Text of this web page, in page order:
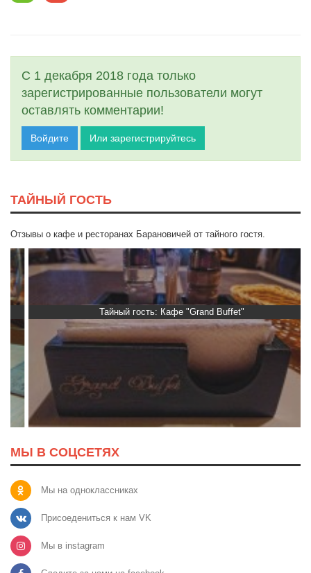
С 1 декабря 2018 года только
зарегистрированные пользователи могут
оставлять комментарии!
Войдите Или зарегистрируйтесь
ТАЙНЫЙ ГОСТЬ
Отзывы о кафе и ресторанах Барановичей от тайного гостя.
Тайный гость: Кафе "Grand Buffet"
МЫ В СОЦСЕТЯХ
Мы на одноклассниках
Присоедениться к нам VK
Мы в instagram